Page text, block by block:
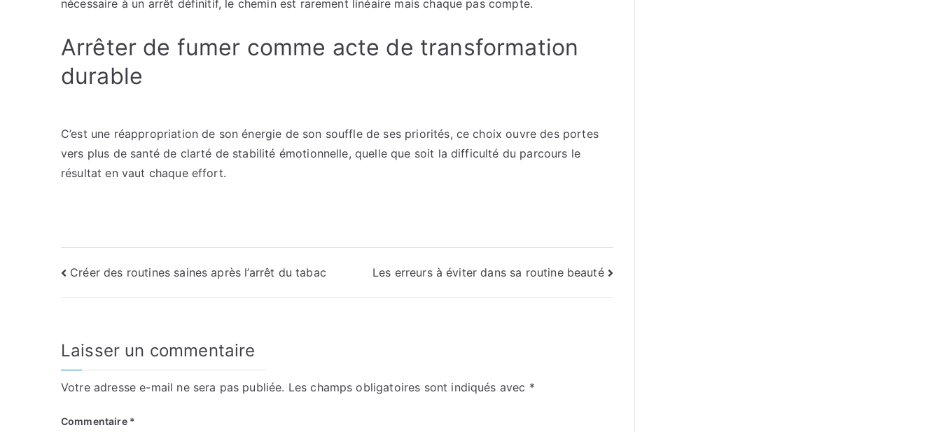
nécessaire à un arrêt définitif, le chemin est rarement linéaire mais chaque pas compte.
Arrêter de fumer comme acte de transformation
durable
C’est une réappropriation de son énergie de son souffle de ses priorités, ce choix ouvre des portes
vers plus de santé de clarté de stabilité émotionnelle, quelle que soit la difficulté du parcours le
résultat en vaut chaque effort.
Navigation
de
Créer des routines saines après l’arrêt du tabac Les erreurs à éviter dans sa routine beauté
Laisser un commentaire
Votre adresse e-mail ne sera pas publiée. Les champs obligatoires sont indiqués avec *
Commentaire *